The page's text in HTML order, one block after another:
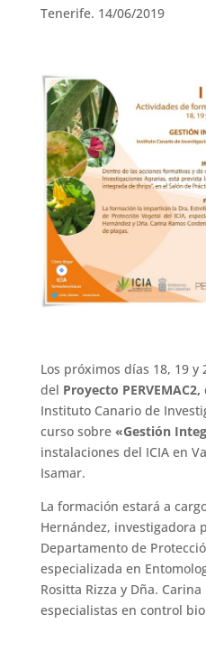
Tenerife. 14/06/2019
Los próximos días 18, 19
del Proyecto PERVEMAC2,
Instituto Canario de
curso sobre «Gestión
instalaciones del ICIA en
Isamar.
La formación estará a
Hernández, investigadora
Departamento de
especializada en
Rositta Rizza y Dña.
especialistas en control